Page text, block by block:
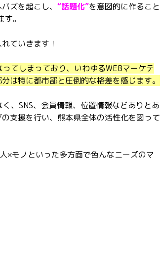
ズを起こし、 “話題化”を意図的に作ること
。
ていきます！
てしまっており、いわゆるWEBマーケテ
は特に都市部と圧倒的な格差を感じます。
、 SNS、会員情報、位置情報などありとあ
支援を行い、熊本県全体の活性化を図って
×モノといった多方面で色んなニーズのマ